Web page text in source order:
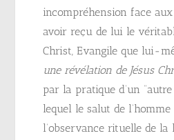
incompréhension face aux
avoir reçu de lui le
Christ, Evangile que lui-
une révélation de Jésus
par la pratique d’un “autre
lequel le salut de
l’observance rituelle de la